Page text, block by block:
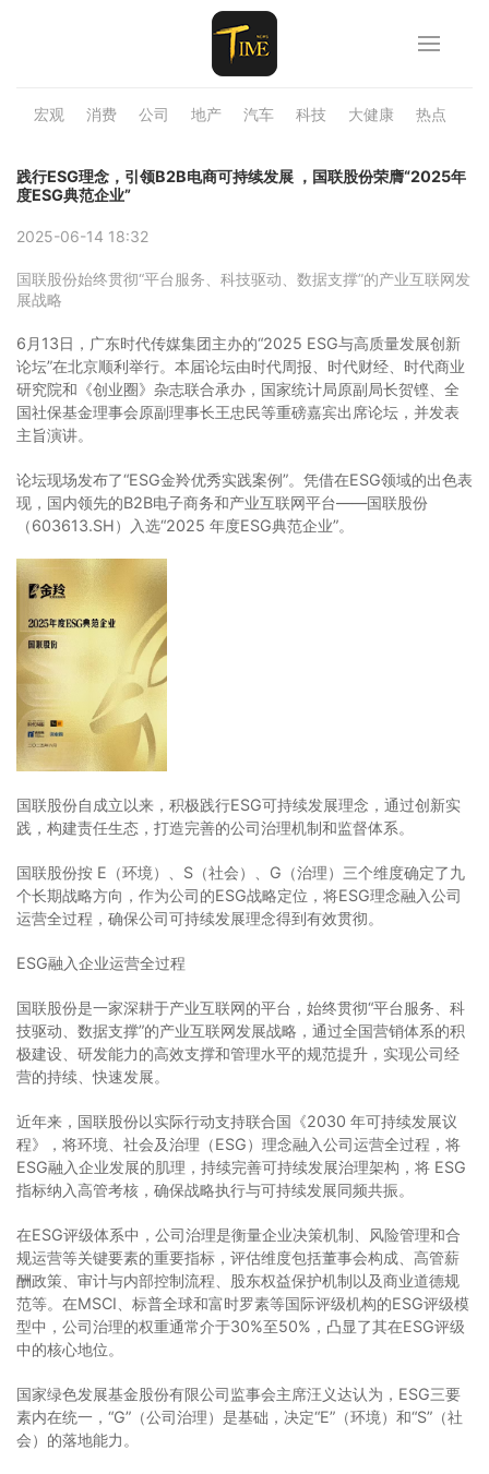
宏观 消费 公司 地产 汽车 科技 大健康 热点
践行ESG理念，引领B2B电商可持续发展 ，国联股份荣膺“2025年
度ESG典范企业”
2025-06-14 18:32
国联股份始终贯彻“平台服务、科技驱动、数据支撑”的产业互联网发
展战略
6月13日，广东时代传媒集团主办的“2025 ESG与高质量发展创新
论坛”在北京顺利举行。本届论坛由时代周报、时代财经、时代商业
研究院和《创业圈》杂志联合承办，国家统计局原副局长贺铿、全
国社保基金理事会原副理事长王忠民等重磅嘉宾出席论坛，并发表
主旨演讲。
论坛现场发布了“ESG金羚优秀实践案例”。凭借在ESG领域的出色表
现，国内领先的B2B电子商务和产业互联网平台——国联股份
（603613.SH）入选“2025 年度ESG典范企业”。
国联股份自成立以来，积极践行ESG可持续发展理念，通过创新实
践，构建责任生态，打造完善的公司治理机制和监督体系。
国联股份按 E（环境）、S（社会）、G（治理）三个维度确定了九
个长期战略方向，作为公司的ESG战略定位，将ESG理念融入公司
运营全过程，确保公司可持续发展理念得到有效贯彻。
ESG融入企业运营全过程
国联股份是一家深耕于产业互联网的平台，始终贯彻“平台服务、科
技驱动、数据支撑”的产业互联网发展战略，通过全国营销体系的积
极建设、研发能力的高效支撑和管理水平的规范提升，实现公司经
营的持续、快速发展。
近年来，国联股份以实际行动支持联合国《2030 年可持续发展议
程》，将环境、社会及治理（ESG）理念融入公司运营全过程，将
ESG融入企业发展的肌理，持续完善可持续发展治理架构，将 ESG
指标纳入高管考核，确保战略执行与可持续发展同频共振。
在ESG评级体系中，公司治理是衡量企业决策机制、风险管理和合
规运营等关键要素的重要指标，评估维度包括董事会构成、高管薪
酬政策、审计与内部控制流程、股东权益保护机制以及商业道德规
范等。在MSCI、标普全球和富时罗素等国际评级机构的ESG评级模
型中，公司治理的权重通常介于30%至50%，凸显了其在ESG评级
中的核心地位。
国家绿色发展基金股份有限公司监事会主席汪义达认为，ESG三要
素内在统一，“G”（公司治理）是基础，决定“E”（环境）和“S”（社
会）的落地能力。